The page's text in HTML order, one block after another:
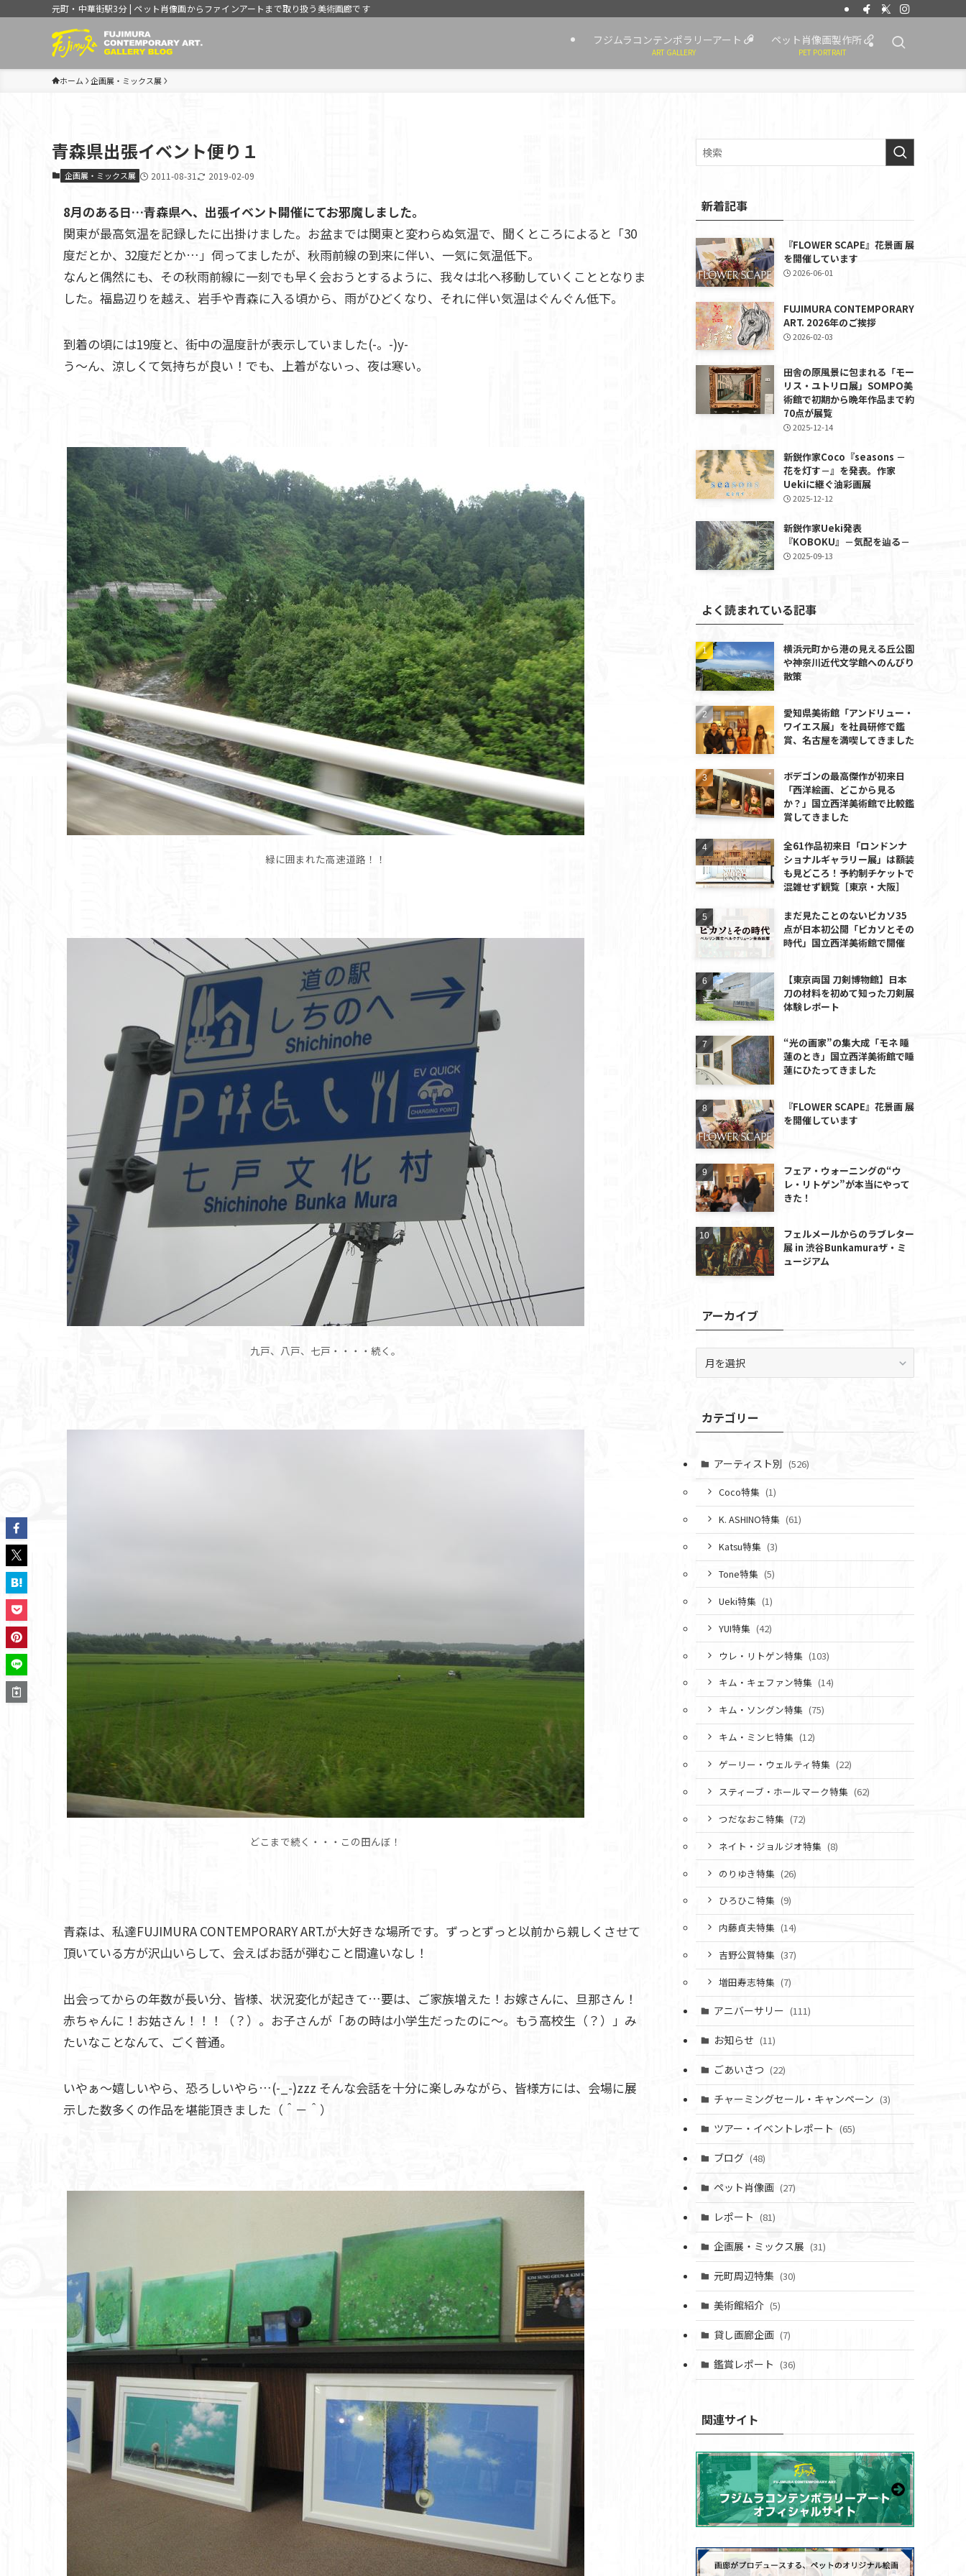
元町・中華街駅3分 | ペット肖像画からファインアートまで取り扱う美術画廊です
フジムラコンテンポラリーアート
ART GALLERY
ペット肖像画製作所
PET PORTRAIT
ホーム 企画展・ミックス展
青森県出張イベント便り１
企画展・ミックス展 2011-08-31 2019-02-09
8月のある日…青森県へ、出張イベント開催にてお邪魔しました。
関東が最高気温を記録したに出掛けました。お盆までは関東と変わらぬ気温で、聞くところによると「30
度だとか、32度だとか…」伺ってましたが、秋雨前線の到来に伴い、一気に気温低下。
なんと偶然にも、その秋雨前線に一刻でも早く会おうとするように、我々は北へ移動していくこととなりま
した。福島辺りを越え、岩手や青森に入る頃から、雨がひどくなり、それに伴い気温はぐんぐん低下。
到着の頃には19度と、街中の温度計が表示していました(-。-)y-
う～ん、涼しくて気持ちが良い！でも、上着がないっ、夜は寒い。
緑に囲まれた高速道路！！
九戸、八戸、七戸・・・・続く。
どこまで続く・・・この田んぼ！
青森は、私達FUJIMURA CONTEMPORARY ART.が大好きな場所です。ずっとずっと以前から親しくさせて
頂いている方が沢山いらして、会えばお話が弾むこと間違いなし！
出会ってからの年数が長い分、皆様、状況変化が起きて…要は、ご家族増えた！お嫁さんに、旦那さん！
赤ちゃんに！お姑さん！！！（？）。お子さんが「あの時は小学生だったのに～。もう高校生（？）」み
たいなことなんて、ごく普通。
いやぁ～嬉しいやら、恐ろしいやら…(-_-)zzz そんな会話を十分に楽しみながら、皆様方には、会場に展
示した数多くの作品を堪能頂きました（＾－＾）
新着記事
『FLOWER SCAPE』花景画 展
を開催しています
2026-06-01
FUJIMURA CONTEMPORARY
ART. 2026年のご挨拶
2026-02-03
田舎の原風景に包まれる「モー
リス・ユトリロ展」SOMPO美
術館で初期から晩年作品まで約
70点が展覧
2025-12-14
新鋭作家Coco『seasons －
花を灯す－』を発表。作家
Uekiに継ぐ油彩画展
2025-12-12
新鋭作家Ueki発表
『KOBOKU』－気配を辿る－
2025-09-13
よく読まれている記事
横浜元町から港の見える丘公園
や神奈川近代文学館へのんびり
散策
愛知県美術館「アンドリュー・
ワイエス展」を社員研修で鑑
賞、名古屋を満喫してきました
ボデゴンの最高傑作が初来日
「西洋絵画、どこから見る
か？」国立西洋美術館で比較鑑
賞してきました
全61作品初来日「ロンドンナ
ショナルギャラリー展」は額装
も見どころ！予約制チケットで
混雑せず観覧［東京・大阪］
まだ見たことのないピカソ35
点が日本初公開「ピカソとその
時代」国立西洋美術館で開催
【東京両国 刀剣博物館】日本
刀の材料を初めて知った刀剣展
体験レポート
“光の画家”の集大成「モネ 睡
蓮のとき」国立西洋美術館で睡
蓮にひたってきました
『FLOWER SCAPE』花景画 展
を開催しています
フェア・ウォーニングの“ウ
レ・リトゲン”が本当にやって
きた！
フェルメールからのラブレター
展 in 渋谷Bunkamuraザ・ミ
ュージアム
アーカイブ
ブカテゴリー
アーティスト別 (526)
Coco特集 (1)
K. ASHINO特集 (61)
Katsu特集 (3)
Tone特集 (5)
Ueki特集 (1)
YUI特集 (42)
ウレ・リトゲン特集 (103)
キム・キェファン特集 (14)
キム・ソングン特集 (75)
キム・ミンヒ特集 (12)
ゲーリー・ウェルティ特集 (22)
スティーブ・ホールマーク特集 (62)
つだなおこ特集 (72)
ネイト・ジョルジオ特集 (8)
のりゆき特集 (26)
ひろひこ特集 (9)
内藤貞夫特集 (14)
吉野公賀特集 (37)
増田寿志特集 (7)
アニバーサリー (111)
お知らせ (11)
ごあいさつ (22)
チャーミングセール・キャンペーン (3)
ツアー・イベントレポート (65)
ブログ (48)
ペット肖像画 (27)
レポート (81)
企画展・ミックス展 (31)
元町周辺特集 (30)
美術館紹介 (5)
貸し画廊企画 (7)
鑑賞レポート (36)
関連サイト